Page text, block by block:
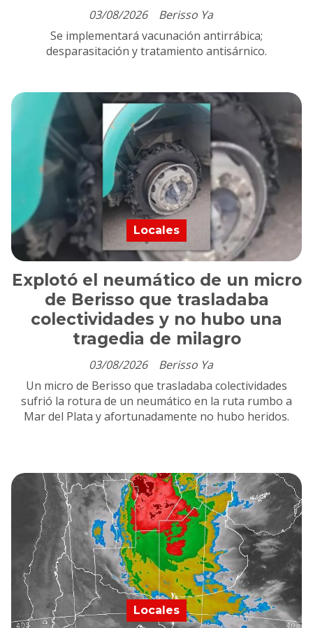
Berisso Ya
03/08/2026
Se implementará vacunación antirrábica;
desparasitación y tratamiento antisárnico.
Explotó el neumático de un micro
de Berisso que trasladaba
colectividades y no hubo una
tragedia de milagro
Berisso Ya
Locales
03/08/2026
Un micro de Berisso que trasladaba colectividades
sufrió la rotura de un neumático en la ruta rumbo a
Mar del Plata y afortunadamente no hubo heridos.
Locales